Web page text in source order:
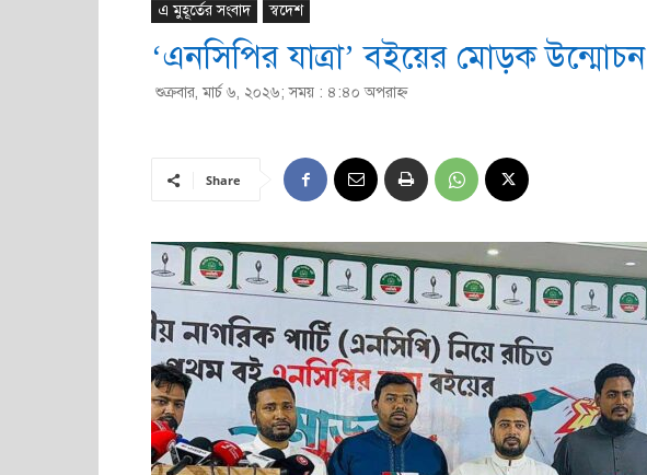
এ মুহূর্তের সংবাদ স্বদেশ
‘এনসিপির যাত্রা’ বইয়ের মোড়ক উন্মোচন
শুক্রবার, মার্চ ৬, ২০২৬; সময় : ৪:৪০ অপরাহ্ণ
Share